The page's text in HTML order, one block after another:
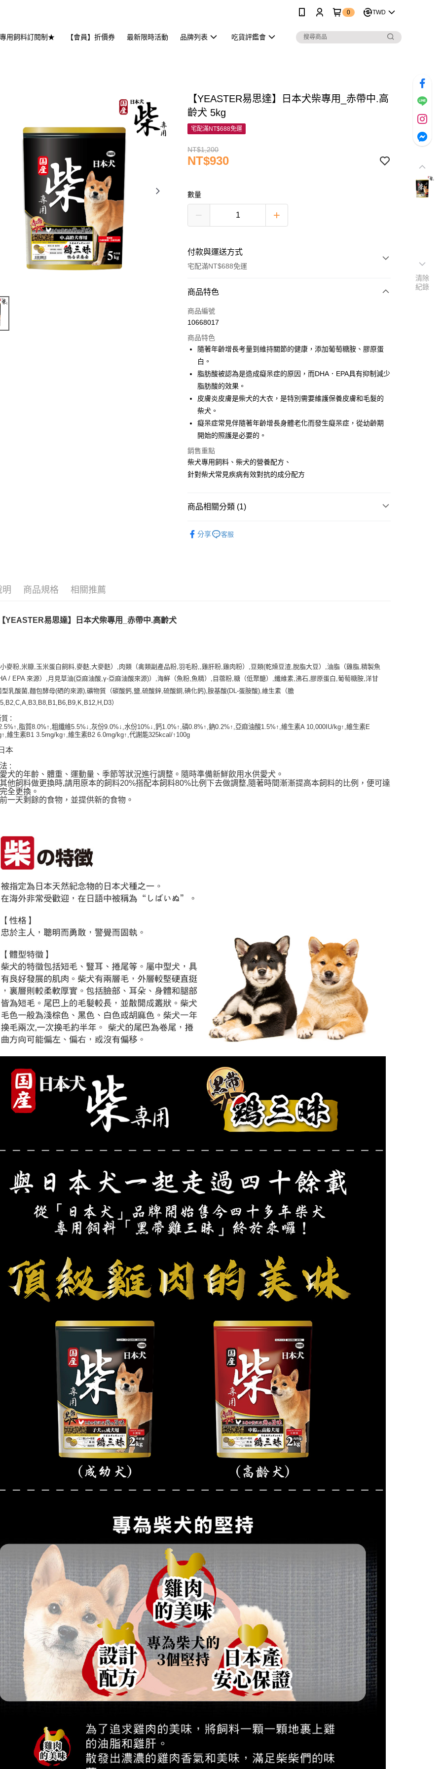
0 TWD
用飼料訂閱制★ 【會員】折價券 最新限時活動 品牌列表 吃貨評鑑會
【YEASTER易思達】日本犬柴專用_赤帶中.高
齡犬 5kg
宅配滿NT$688免運
NT$1,200
NT$930
數量
付款與運送方式
宅配滿NT$688免運
付款方式
信用卡一次付款
3 期 0 利率 每期 NT$310 21家銀行
合作金庫商業銀行
華南商業銀行
彰化商業銀行
國泰世華商業銀行
臺灣中小企業銀行
台中商業銀行
匯豐（台灣）商業銀行
聯邦商業銀行
遠東國際商業銀行
元大商業銀行
台新國際商業銀行
台灣樂天信用卡公司
6 期 0 利率 每期
合作金庫商業銀行
第一商業銀行
華南商業銀行
上海商業儲蓄銀行
台北富邦商業銀行
臺灣中小企業銀行
匯豐（台灣）商業銀行
華泰商業銀行
聯邦商業銀行
元大商業銀行
台新國際商業銀行
台灣樂天信用卡公司
LINE Pay
Apple Pay
街口支付
悠遊付
AFTEE先享後付
相關說明
【關於「AFTEE先享後付」】
AFTEE先享後付是「在收到商品之後才付款」的支付方式。 讓您購物簡單
２．便利：只要手機號碼，簡訊認證，即可結帳。
【「AFTEE先享後付」結帳流程】
交易，需依本服務之必要範圍內提供個人資料，並將交易相關給付款項請
求債權轉讓予恩沛科技股份有限公司。
２．關於個人資料處理事宜，請瀏覽以下網址：
https://aftee.tw/terms/#terms3
４．使用「AFTEE先享後付」時，將依據個別帳號之用戶狀況，依本公司
動。
ATM付款
運送方式
宅配運費
商品特色
商品編號
10668017
商品特色
隨著年齡增長考量到維持關節的健康，添加葡萄糖胺、膠原蛋
白。
脂肪酸被認為是造成癡呆症的原因，而DHA．EPA具有抑制減少
脂肪酸的效果。
皮膚炎皮膚是柴犬的大衣，是特別需要維護保養皮膚和毛髮的
柴犬。
癡呆症常見伴隨著年齡增長身體老化而發生癡呆症，從幼齡期
開始的照護是必要的。
銷售重點
柴犬專用飼料、柴犬的營養配方、
針對柴犬常見疾病有效對抗的成分配方
商品相關分類 (1)
分享
客服
明 商品規格 相關推薦
【YEASTER易思達】 日本犬柴專用 _赤帶中.高齡犬
麥粉 ,米糠 玉米蛋白飼料 ,麥麩 ,大麥麩） 肉類（禽類副產品粉 ,羽毛粉 ,,雞肝粉 ,雞肉粉） 豆類(乾燥豆渣 脫脂大豆） ,油脂（雞脂 ,精製魚
/ EPA 來源） 月見草油(亞麻油酸 ,γ-亞麻油酸來源)） ,海鮮（魚粉 ,魚精） 目蓿粉 ,糖（低聚醣） ,纖維素 ,沸石 膠原蛋白 ,葡萄糖胺 ,洋甘
型乳酸菌 ,麵包酵母(硒的來源),礦物質（碳酸鈣 鹽 ,硫酸鋅 ,硫酸銅 ,碘化鈣), 胺基酸(DL-蛋胺酸),維生素（膽
）
質 :
↑ 脂質8.0%↑ ,粗纖維5.5%↓ 灰份9.0%↓ 水份10%↓ ,鈣1.0%↑ ,磷0.8%↑ ,鈉0.2%↑ 亞麻油酸1.5%↑ ,維生素A 10,000IU/kg↑ ,維生素E
↑ ,維生素B1 3.5mg/kg↑ ,維生素B2 6.0mg/kg↑ ,代謝能325kcal/↑ 100g
本
:
犬的年齡、體重、運動量、季節等狀況進行調整。 隨時準備新鮮飲用水供愛犬。
他飼料做更換時,請用原本的飼料20%搭配本飼料80%比例下去做調整,隨著時間漸漸提高本飼料的比例，便可達
全更換。
一天剩餘的食物，並提供新的食物。
清除
紀錄